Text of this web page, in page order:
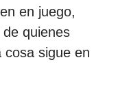
en juego,
quienes
cosa sigue en